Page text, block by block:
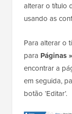
alterar o título
usando as
Para alterar o
para Páginas
encontrar a
em seguida,
botão ‘Editar’.